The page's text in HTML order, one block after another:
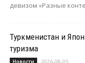
девизом «Разные
Туркменистан и
туризма
Новости 2026-08-05